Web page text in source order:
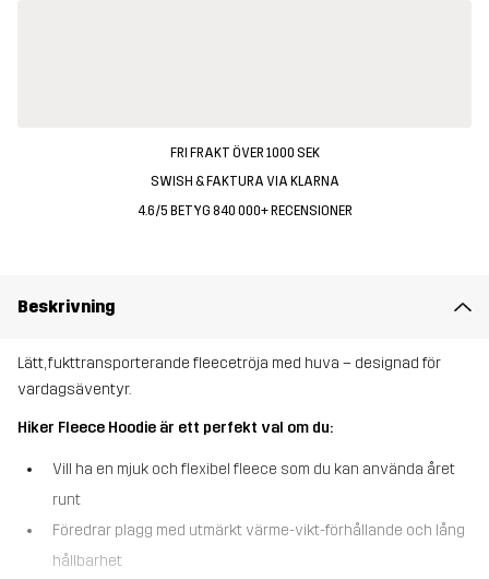
FRI FRAKT ÖVER 1000 SEK
SWISH & FAKTURA VIA KLARNA
4.6/5 BETYG 840 000+ RECENSIONER
Beskrivning
Lätt, fukttransporterande fleecetröja med huva – designad för
vardagsäventyr.
Hiker Fleece Hoodie är ett perfekt val om du:
Vill ha en mjuk och flexibel fleece som du kan använda året
runt
Föredrar plagg med utmärkt värme-vikt-förhållande och lång
hållbarhet